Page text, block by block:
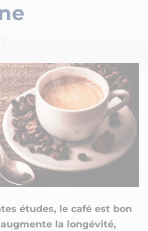
études, le café est bon
la longévité,